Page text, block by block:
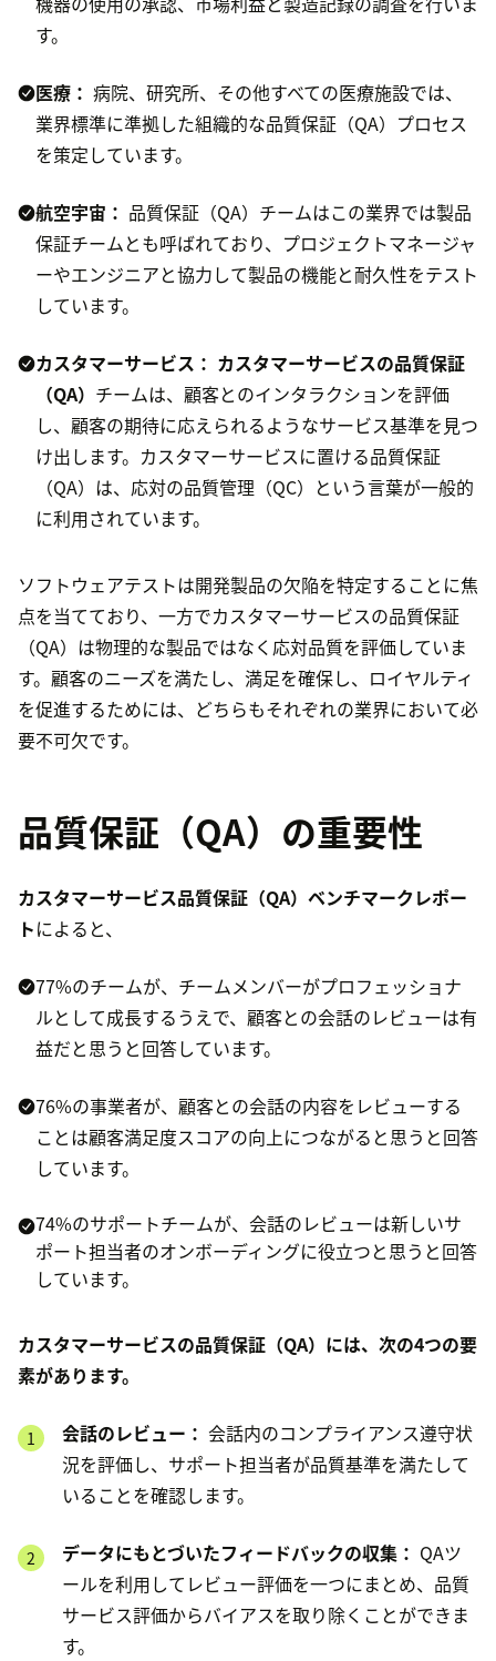
す。
医療： 病院、研究所、その他すべての医療施設では、
業界標準に準拠した組織的な品質保証（QA）プロセス
を策定しています。
航空宇宙： 品質保証（QA）チームはこの業界では製品
保証チームとも呼ばれており、プロジェクトマネージャ
ーやエンジニアと協力して製品の機能と耐久性をテスト
しています。
カスタマーサービス ： カスタマーサービスの品質保証
（QA） チームは、顧客とのインタラクションを評価
し、顧客の期待に応えられるようなサービス基準を見つ
け出します。カスタマーサービスに置ける品質保証
（QA）は、応対の品質管理（QC）という言葉が一般的
に利用されています。
ソフトウェアテストは開発製品の欠陥を特定することに焦
点を当てており、一方でカスタマーサービスの品質保証
（QA）は物理的な製品ではなく応対品質を評価していま
す。顧客のニーズを満たし、満足を確保し、ロイヤルティ
を促進するためには、どちらもそれぞれの業界において必
要不可欠です。
品質保証（QA）の重要性
カスタマーサービス品質保証（QA）ベンチマークレポー
トによると、
77%のチームが、チームメンバーがプロフェッショナ
ルとして成長するうえで、顧客との会話のレビューは有
益だと思うと回答しています。
76%の事業者が、顧客との会話の内容をレビューする
ことは顧客満足度スコアの向上につながると思うと回答
しています。
74%のサポートチームが、会話のレビューは新しいサ
ポート担当者のオンボーディングに役立つと思うと回答
しています。
カスタマーサービスの品質保証（QA）には、次の4つの要
素があります。
会話のレビュー： 会話内のコンプライアンス遵守状
況を評価し、サポート担当者が品質基準を満たして
いることを確認します。
データにもとづいたフィードバックの収集： QAツ
ールを利用してレビュー評価を一つにまとめ、品質
サービス評価からバイアスを取り除くことができま
す。